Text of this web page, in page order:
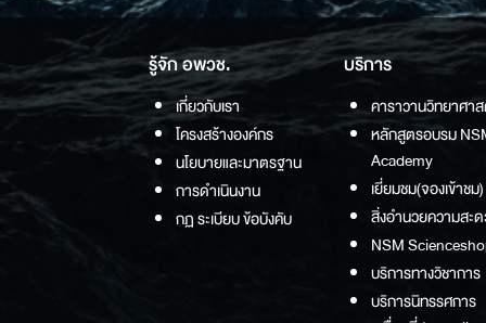
รู้จัก อพวช.
เกี่ยวกับเรา
โครงสร้างองค์กร
นโยบายและมาตรฐาน
การดำเนินงาน
กฏ ระเบียบ ข้อบังคับ
บริการ
คาราวานวิทยาศา
หลักสูตรอบรม
Academy
เยี่ยมชม(จองเข้าชม)
สิ่งอำนวยความสะ
NSM
บริการทางวิชาการ
บริการนิทรรศการ